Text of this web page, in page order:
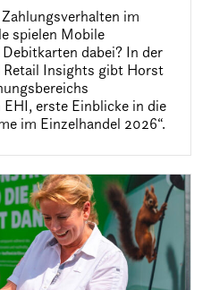
im
spielen Mobile
dabei? In der
Retail Insights gibt Horst
erste Einblicke in die
im Einzelhandel 2026“.